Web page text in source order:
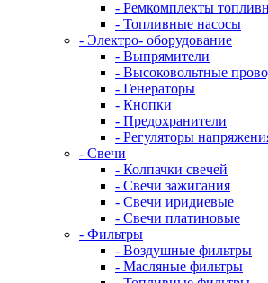
- Ремкомплекты
- Топливные насосы
- Электро- оборудование
- Выпрямители
- Высоковольтные
- Генераторы
- Кнопки
- Предохранители
- Регуляторы
- Свечи
- Колпачки свечей
- Свечи зажигания
- Свечи иридиевые
- Свечи платиновые
- Фильтры
- Воздушные фильтры
- Масляные фильтры